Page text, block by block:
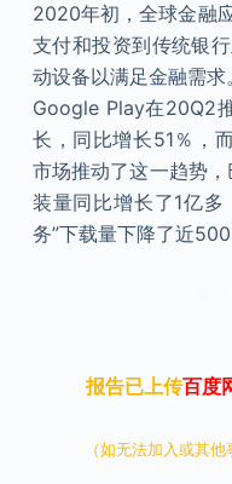
2020年初，全球金融
支付和投资到传统银
动设备以满足金融需求。
Google Play在20Q2
长，同比增长51％，
市场推动了这一趋势
装量同比增长了1亿
务”下载量下降了近
报告已上传百度
（如无法加入或其